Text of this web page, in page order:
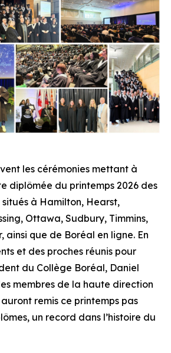
les cérémonies mettant à
diplômée du printemps 2026 des
à Hamilton, Hearst,
Ottawa, Sudbury, Timmins,
ainsi que de Boréal en ligne. En
et des proches réunis pour
du Collège Boréal, Daniel
membres de la haute direction
remis ce printemps pas
un record dans l’histoire du